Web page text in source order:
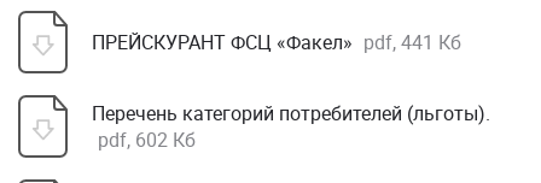
ПРЕЙСКУРАНТ ФСЦ «Факел» pdf, 441 Кб
Перечень категорий потребителей (льготы).
pdf, 602 Кб